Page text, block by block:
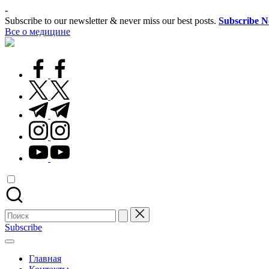
Перейти
к
содержимому
-
Subscribe to our newsletter & never miss our best posts. Subscribe
Все о медицине
Лечитесь
facebook.com
twitter.com
t.me
instagram.com
youtube.com
Поиск
для:
Subscribe
Главная